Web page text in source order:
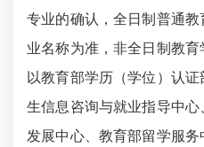
专业的确认，全日制普通
业名称为准，非全日制教育
以教育部学历（学位）认
生信息咨询与就业指导中
发展中心、教育部留学服